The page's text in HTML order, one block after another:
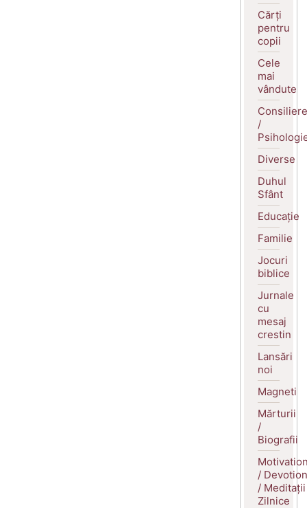
Cărți
pentru
copii
Cele
mai
vândute
Consiliere
/
Diverse
Duhul
Sfânt
Educație
Familie
Jocuri
biblice
Jurnale
cu
mesaj
crestin
Lansări
noi
Magneti
Mărturii
/
Biografii
/
/ Meditații
Zilnice